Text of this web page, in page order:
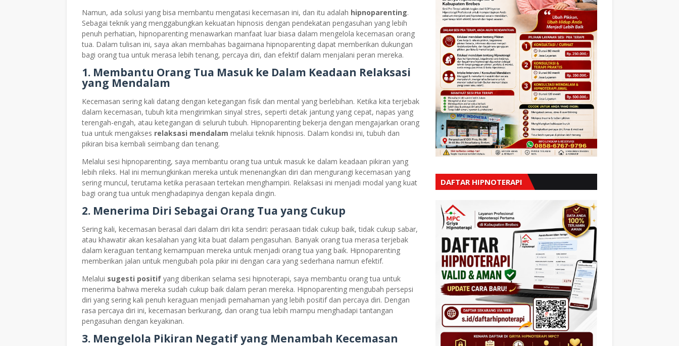
Namun, ada solusi yang bisa membantu mengatasi kecemasan ini, dan itu adalah hipnoparenting.
Sebagai teknik yang menggabungkan kekuatan hipnosis dengan pendekatan pengasuhan yang lebih
penuh perhatian, hipnoparenting menawarkan manfaat luar biasa dalam mengelola kecemasan orang
tua. Dalam tulisan ini, saya akan membahas bagaimana hipnoparenting dapat memberikan dukungan
bagi orang tua untuk merasa lebih tenang, percaya diri, dan efektif dalam menjalani peran mereka.
1. Membantu Orang Tua Masuk ke Dalam Keadaan Relaksasi
yang Mendalam
Kecemasan sering kali datang dengan ketegangan fisik dan mental yang berlebihan. Ketika kita terjebak
dalam kecemasan, tubuh kita mengirimkan sinyal stres, seperti detak jantung yang cepat, napas yang
terengah-engah, atau ketegangan di seluruh tubuh. Hipnoparenting bekerja dengan mengajarkan orang
tua untuk mengakses relaksasi mendalam melalui teknik hipnosis. Dalam kondisi ini, tubuh dan
pikiran bisa kembali seimbang dan tenang.
Melalui sesi hipnoparenting, saya membantu orang tua untuk masuk ke dalam keadaan pikiran yang
lebih rileks. Hal ini memungkinkan mereka untuk menenangkan diri dan mengurangi kecemasan yang
sering muncul, terutama ketika perasaan tertekan menghampiri. Relaksasi ini menjadi modal yang kuat
bagi orang tua untuk menghadapinya dengan kepala dingin.
2. Menerima Diri Sebagai Orang Tua yang Cukup
Sering kali, kecemasan berasal dari dalam diri kita sendiri: perasaan tidak cukup baik, tidak cukup sabar,
atau khawatir akan kesalahan yang kita buat dalam pengasuhan. Banyak orang tua merasa terjebak
dalam keraguan tentang kemampuan mereka untuk menjadi orang tua yang baik. Hipnoparenting
memberikan jalan untuk mengubah pola pikir ini dengan cara yang sederhana namun efektif.
Melalui sugesti positif yang diberikan selama sesi hipnoterapi, saya membantu orang tua untuk
menerima bahwa mereka sudah cukup baik dalam peran mereka. Hipnoparenting mengubah persepsi
diri yang sering kali penuh keraguan menjadi pemahaman yang lebih positif dan percaya diri. Dengan
rasa percaya diri ini, kecemasan berkurang, dan orang tua lebih mampu menghadapi tantangan
pengasuhan dengan keyakinan.
3. Mengelola Pikiran Negatif yang Menambah Kecemasan
DAFTAR HIPNOTERAPI